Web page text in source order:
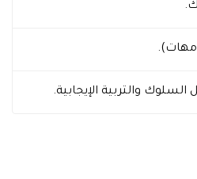
والتربية الإيجابية.